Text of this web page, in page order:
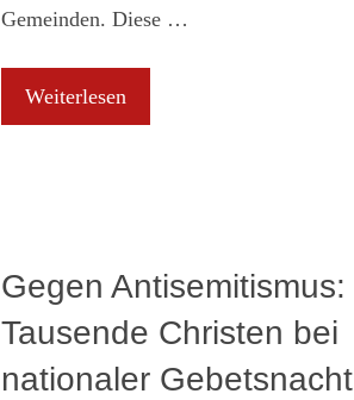
Gemeinden. Diese …
Weiterlesen
Gegen Antisemitismus:
Tausende Christen bei
nationaler Gebetsnacht